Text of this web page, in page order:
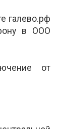
галево.рф
в ООО
от